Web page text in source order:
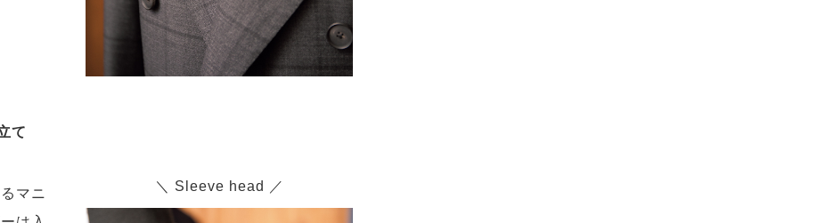
て
＼ Sleeve head ／
マニ